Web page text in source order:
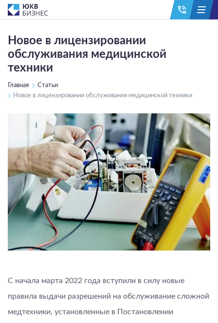
Новое в лицензировании
обслуживания медицинской
техники
Главная
Статьи
Новое в лицензировании обслуживания медицинской техники
С начала марта 2022 года вступили в силу новые
правила выдачи разрешений на обслуживание сложной
медтехники, установленные в Постановлении